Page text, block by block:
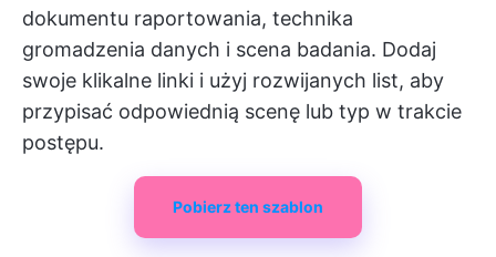
dokumentu raportowania, technika
gromadzenia danych i scena badania. Dodaj
swoje klikalne linki i użyj rozwijanych list, aby
przypisać odpowiednią scenę lub typ w trakcie
postępu.
Pobierz ten szablon